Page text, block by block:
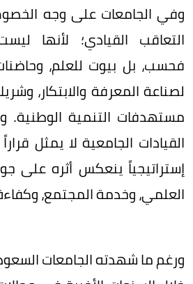
وفي الجامعات على وجه
التعاقب القيادي؛ لأنها
فحسب، بل بيوت للعلم،
لصناعة المعرفة والابتكار،
مستهدفات التنمية الوطنية.
القيادات الجامعية لا يمثل قراراً
إستراتيجياً ينعكس أثره على
العلمي، وخدمة المجتمع،
ورغم ما شهدته الجامعات